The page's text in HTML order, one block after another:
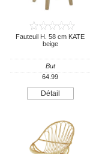
Fauteuil H. 58 cm KATE
beige
But
64.99
Détail